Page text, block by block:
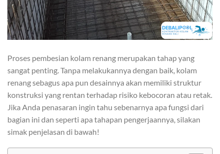
Proses pembesian kolam renang merupakan tahap yang
sangat penting. Tanpa melakukannya dengan baik, kolam
renang sebagus apa pun desainnya akan memiliki struktur
konstruksi yang rentan terhadap risiko kebocoran atau retak.
Jika Anda penasaran ingin tahu sebenarnya apa fungsi dari
bagian ini dan seperti apa tahapan pengerjaannya, silakan
simak penjelasan di bawah!